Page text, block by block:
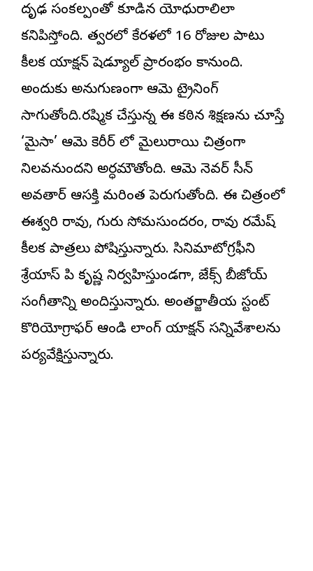
దృఢ సంకల్పంతో కూడిన యోధురాలిలా
కనిపిస్తోంది. త్వరలో కేరళలో 16 రోజుల పాటు
కీలక యాక్షన్ షెడ్యూల్ ప్రారంభం కానుంది.
అందుకు అనుగుణంగా ఆమె ట్రైనింగ్
సాగుతోంది.రష్మిక చేస్తున్న ఈ కఠిన శిక్షణను చూస్తే
‘మైసా’ ఆమె కెరీర్ లో మైలురాయి చిత్రంగా
నిలవనుందని అర్ధమౌతోంది. ఆమె నెవర్ సీన్
అవతార్‌ ఆసక్తి మరింత పెరుగుతోంది. ఈ చిత్రంలో
ఈశ్వరి రావు, గురు సోమసుందరం, రావు రమేష్
కీలక పాత్రలు పోషిస్తున్నారు. సినిమాటోగ్రఫీని
శ్రేయాస్ పి కృష్ణ నిర్వహిస్తుండగా, జేక్స్ బీజోయ్
సంగీతాన్ని అందిస్తున్నారు. అంతర్జాతీయ స్టంట్
కొరియోగ్రాఫర్ ఆండి లాంగ్ యాక్షన్ సన్నివేశాలను
పర్యవేక్షిస్తున్నారు.